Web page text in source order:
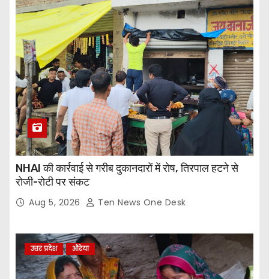
NHAI की कार्रवाई से गरीब दुकानदारों में रोष, तिरपाल हटने से
रोजी-रोटी पर संकट
Aug 5, 2026 Ten News One Desk
उत्तर प्रदेश औरेया